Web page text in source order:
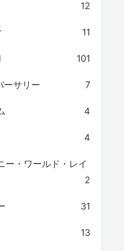
12
11
101
ーサリー 7
4
4
ー・ワールド・レイ
2
31
13